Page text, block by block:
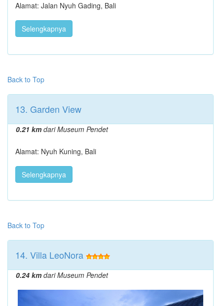
Alamat: Jalan Nyuh Gading, Bali
Selengkapnya
Back to Top
13. Garden View
0.21 kmdari Museum Pendet
Alamat: Nyuh Kuning, Bali
Selengkapnya
Back to Top
14. Villa LeoNora
0.24 kmdari Museum Pendet